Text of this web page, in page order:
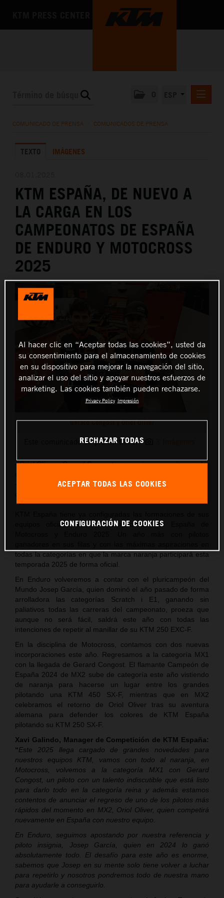
LA EMPRESA
COMUNICADO DE PRENSA COMUNICADOS DE PRENSA
TEXTO IMÁGENES
KTM ESPAÑA, DE NUEVO A
LA CARGA EN LOS
CAMPEONATOS DE ESPAÑA
DE ENDURO Y MOTOCROSS
2025
Gerard Congost y Oriol Oliver
Este comunicado de prensa tiene:
- Oriol Oliver y Gerard Congost, nuevas incorporaciones a la
- Josep García volverá a defender los colores de KTM en la
equipos oficiales en los Campeonatos de España de
todas la categorías en que la marca naranja participará esta
temporada 2025 de forma oficial.
En Enduro volveremos a contar con el pluricampeón del
Mundo Josep García, quien dominó el año pasado de forma
arrolladora las categorías Scratch i E1, ganando sin
paliativos todas las carreras del campeonato, proeza que
aunque no será fácil, saldrá este año con todas las
intenciones de repetir al manillar de su KTM 250 EXC-F.
En la disciplina de Motocross, contamos con dos nuevas
incorporaciones este año. Regresamos a la categoría MX1
con la llegada de Gerard Congost. El flamante Campeón de
España 2024 de MX2 sube de categoría este año vistiendo
de naranja para hacerse un lugar entre los grandes
pilotando una KTM 450 SX-F, mientras que en MX2
celebramos el retorno de Oriol Oliver tras su aventura
alemana para defender los colores de KTM España
pilotando su KTM 250 SX-F.
Xavi Galindo, Manager de Competición de KTM España:
“Este 2025 llega cargado de grandes novedades para
nuestros equipos KTM, vamos con todo al naranja, en
Motocross, volvemos a la categoría MX1 con Gerard
Congost, un piloto con un talento indiscutible que está listo
para darlo todo en la categoría reina y además estamos
contentos de anunciar el regreso de uno de los pilotos más
rápidos del momento en MX2, Oriol Oliver, quien competirá
nuevamente en España con nuestro equipo.
En Enduro, seguimos apostando por nuestra referencia y
piloto insignia, Josep García, quien en 2024 lo ganó
absolutamente todo. El desafío para este año es enorme,
sabemos que Josep en su mente solo tiene volver a luchar
para repetirlo y nosotros pondremos todo de nuestra mano
para ayudarle a conseguirlo.
Al hacer clic en “Aceptar todas las cookies”, usted da
su consentimiento para el almacenamiento de cookies
en su dispositivo para mejorar la navegación del sitio,
analizar el uso del sitio y apoyar nuestros esfuerzos de
marketing. Las cookies también pueden rechazarse.
Privacy Policy Impresión
RECHAZAR TODAS
ACEPTAR TODAS LAS COOKIES
CONFIGURACIÓN DE COOKIES